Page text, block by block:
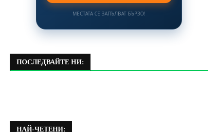
МЕСТАТА СЕ ЗАПЪЛВАТ БЪРЗО!
ПОСЛЕДВАЙТЕ НИ:
НАЙ-ЧЕТЕНИ: